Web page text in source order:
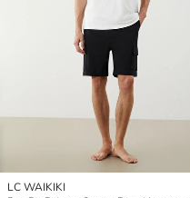
LC WAIKIKI